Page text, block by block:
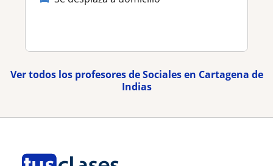
Ver todos los profesores de Sociales en Cartagena de
Indias